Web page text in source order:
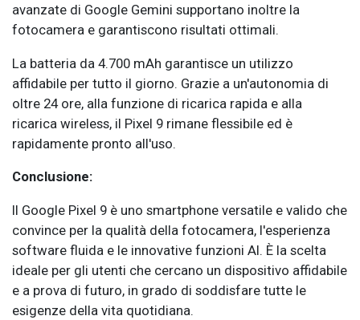
avanzate di Google Gemini supportano inoltre la
fotocamera e garantiscono risultati ottimali.
La batteria da 4.700 mAh garantisce un utilizzo
affidabile per tutto il giorno. Grazie a un'autonomia di
oltre 24 ore, alla funzione di ricarica rapida e alla
ricarica wireless, il Pixel 9 rimane flessibile ed è
rapidamente pronto all'uso.
Conclusione:
Il Google Pixel 9 è uno smartphone versatile e valido che
convince per la qualità della fotocamera, l'esperienza
software fluida e le innovative funzioni AI. È la scelta
ideale per gli utenti che cercano un dispositivo affidabile
e a prova di futuro, in grado di soddisfare tutte le
esigenze della vita quotidiana.